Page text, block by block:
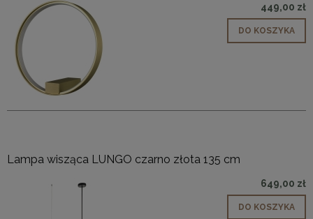
449,00 zł
DO KOSZYKA
Lampa wisząca LUNGO czarno złota 135 cm
649,00 zł
DO KOSZYKA